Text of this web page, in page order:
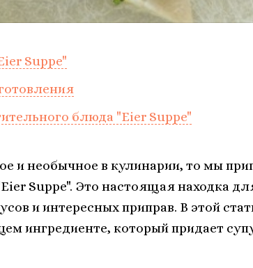
Suppe"
блюда "Eier Suppe"
и необычное в кулинарии, то мы
Suppe". Это настоящая находка
и интересных приправ. В этой
ингредиенте, который придает